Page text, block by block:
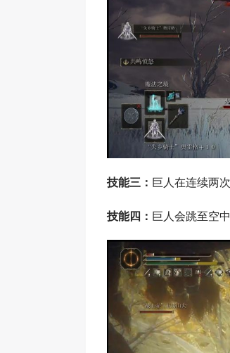
技能三： 巨人在连续两
技能四： 巨人会跳至空